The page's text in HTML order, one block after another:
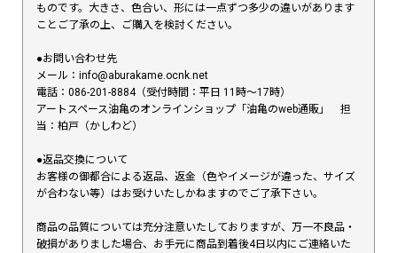
ものです。大きさ、色合い、形には一点ずつ多少の違いがあります
ことご了承の上、ご購入を検討ください。
●お問い合わせ先
メール：info@aburakame.ocnk.net
電話：086-201-8884（受付時間：平日 11時〜17時）
アートスペース油亀のオンラインショップ「油亀のweb通販」 担
当：柏戸（かしわど）
●返品交換について
お客様の御都合による返品、返金（色やイメージが違った、サイズ
が合わない等）はお受けいたしかねますのでご了承下さい。
商品の品質については充分注意いたしておりますが、万一不良品・
破損がありました場合、お手元に商品到着後4日以内にご連絡いた